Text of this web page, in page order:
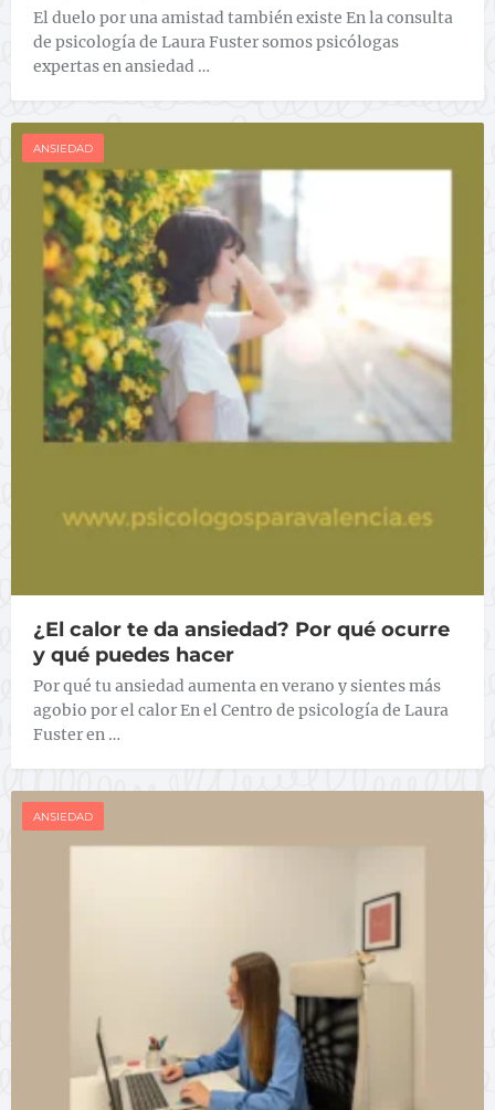
El duelo por una amistad también existe En la consulta
de psicología de Laura Fuster somos psicólogas
expertas en ansiedad …
ANSIEDAD
¿El calor te da ansiedad? Por qué ocurre
y qué puedes hacer
Por qué tu ansiedad aumenta en verano y sientes más
agobio por el calor En el Centro de psicología de Laura
Fuster en …
ANSIEDAD